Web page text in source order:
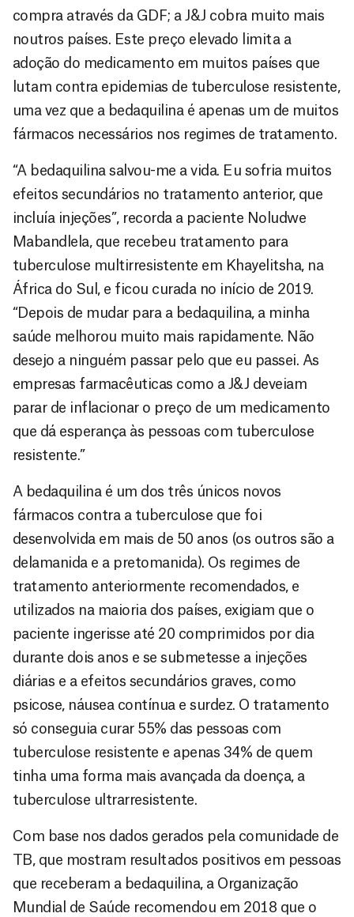
compra através da GDF; a J&J cobra muito mais
noutros países. Este preço elevado limita a
adoção do medicamento em muitos países que
lutam contra epidemias de tuberculose resistente,
uma vez que a bedaquilina é apenas um de muitos
fármacos necessários nos regimes de tratamento.
“A bedaquilina salvou-me a vida. Eu sofria muitos
efeitos secundários no tratamento anterior, que
incluía injeções”, recorda a paciente Noludwe
Mabandlela, que recebeu tratamento para
tuberculose multirresistente em Khayelitsha, na
África do Sul, e ficou curada no início de 2019.
“Depois de mudar para a bedaquilina, a minha
saúde melhorou muito mais rapidamente. Não
desejo a ninguém passar pelo que eu passei. As
empresas farmacêuticas como a J&J deveiam
parar de inflacionar o preço de um medicamento
que dá esperança às pessoas com tuberculose
resistente.”
A bedaquilina é um dos três únicos novos
fármacos contra a tuberculose que foi
desenvolvida em mais de 50 anos (os outros são a
delamanida e a pretomanida). Os regimes de
tratamento anteriormente recomendados, e
utilizados na maioria dos países, exigiam que o
paciente ingerisse até 20 comprimidos por dia
durante dois anos e se submetesse a injeções
diárias e a efeitos secundários graves, como
psicose, náusea contínua e surdez. O tratamento
só conseguia curar 55% das pessoas com
tuberculose resistente e apenas 34% de quem
tinha uma forma mais avançada da doença, a
tuberculose ultrarresistente.
Com base nos dados gerados pela comunidade de
TB, que mostram resultados positivos em pessoas
que receberam a bedaquilina, a Organização
Mundial de Saúde recomendou em 2018 que o